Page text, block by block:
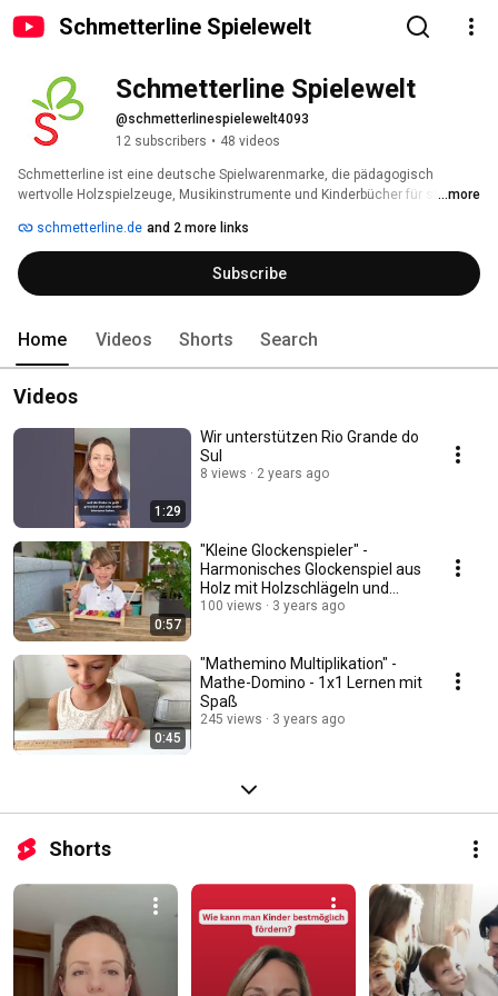
Schmetterline Spielewelt
Schmetterline Spielewelt
@schmetterlinespielewelt4093
12 subscribers • 48 videos
Schmetterline ist eine deutsche Spielwarenmarke, die pädagogisch
wertvolle Holzspielzeuge, Musikinstrumente und Kinderbücher für starke
und Spaß am Lernen!
...more
schmetterline.de and 2 more links
Subscribe
Home Videos Shorts Search
Videos
1:29
Wir unterstützen Rio Grande do
Sul
8 views 2 years ago
0:57
"Kleine Glockenspieler" -
Harmonisches Glockenspiel aus
Holz mit Holzschlägeln und
Notenheft
100 views 3 years ago
0:45
"Mathemino Multiplikation" -
Mathe-Domino - 1x1 Lernen mit
Spaß
245 views 3 years ago
Shorts